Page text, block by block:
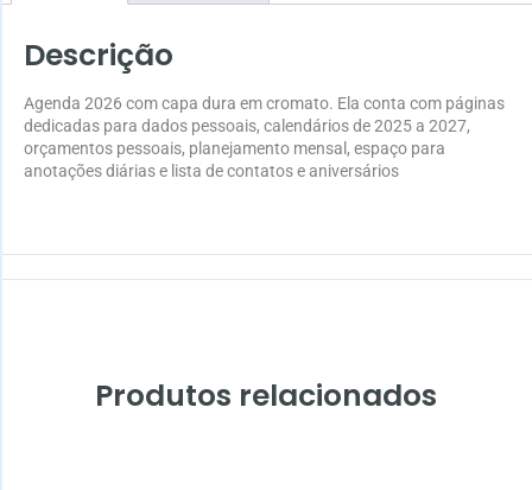
Descrição
Agenda 2026 com capa dura em cromato. Ela conta com páginas
dedicadas para dados pessoais, calendários de 2025 a 2027,
orçamentos pessoais, planejamento mensal, espaço para
anotações diárias e lista de contatos e aniversários
Produtos relacionados